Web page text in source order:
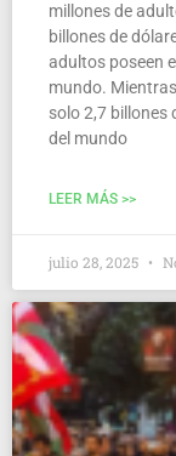
millo­nes de
billo­nes de
adul­tos poseen
mun­do.
solo 2,7 billo­nes
del mundo
LEER MÁS >>
julio 28, 2025